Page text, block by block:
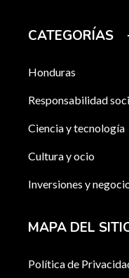
CATEGORÍAS
Honduras
Responsabilidad
Ciencia y tecnología
Cultura y ocio
Inversiones y
MAPA DEL
Política de